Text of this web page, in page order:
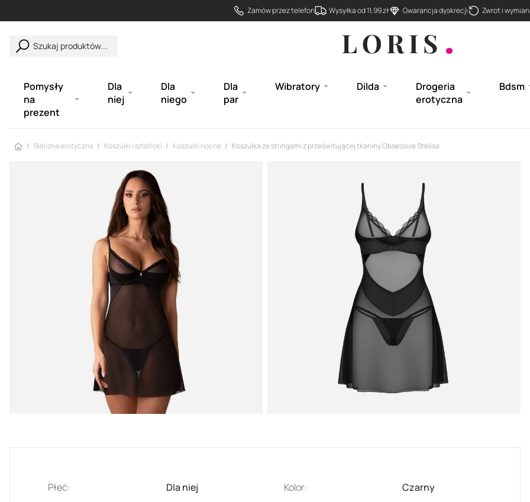
Zamów przez telefon Wysyłka od 11,99 zł Gwarancja dyskrecji Zwrot i
Szukaj produktów...
Pomysły
na
prezent
Dla
niej
Dla
niego
Dla
par
Wibratory Dilda
Drogeria
erotyczna
Bdsm
Strona główna
Bielizna erotyczna Koszulki i szlafroki Koszulki nocne Koszulka ze stringami z prześwitującej tkaniny Obsessive Stelisa
Płeć: Dla niej Kolor: Czarny